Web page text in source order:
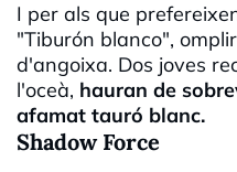
I per als que
"Tiburón blanco",
d'angoixa. Dos joves
l'oceà, hauran de
afamat tauró blanc.
Shadow Force